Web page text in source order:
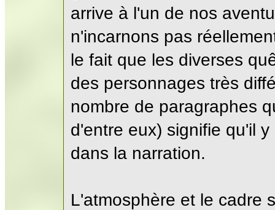
arrive à l'un de nos
n'incarnons pas
le fait que les diverses
des personnages très
nombre de paragraphes
d'entre eux) signifie qu'il
dans la narration.
L'atmosphère et le cadre